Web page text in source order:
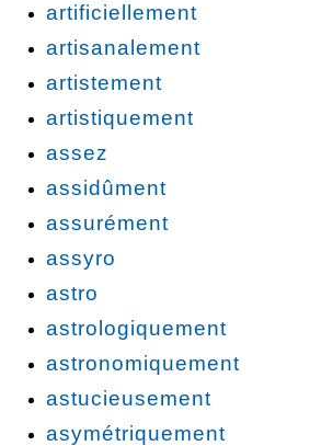
artificiellement
artisanalement
artistement
artistiquement
assez
assidûment
assurément
assyro
astro
astrologiquement
astronomiquement
astucieusement
asymétriquement